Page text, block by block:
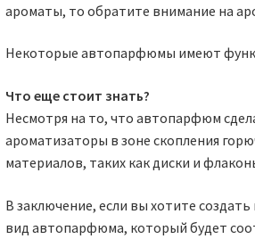
ароматы, то обратите внимание на
Некоторые автопарфюмы имеют
Что еще стоит знать?
Несмотря на то, что автопарфюм
ароматизаторы в зоне скопления
материалов, таких как диски и
В заключение, если вы хотите
вид автопарфюма, который будет